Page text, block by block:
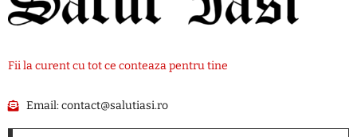
Fii la curent cu tot ce conteaza pentru tine
Email:contact@salutiasi.ro